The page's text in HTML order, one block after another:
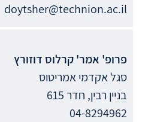
doytsher@technion.ac.il
פרופ' אמר'קרלוס דוזורץ
סגל אקדמי אמריטוס
בניין רבין, חדר 615
04-8294962